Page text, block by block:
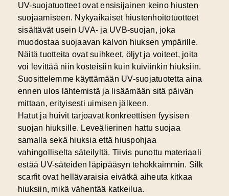
UV-suojatuotteetovat ensisijainen keino hiusten
suojaamiseen. Nykyaikaiset hiustenhoitotuotteet
sisältävät usein UVA- ja UVB-suojan, joka
muodostaa suojaavan kalvon hiuksen ympärille.
Näitä tuotteita ovat suihkeet, öljyt ja voiteet, joita
voi levittää niin kosteisiin kuin kuiviinkin hiuksiin.
Suosittelemme käyttämään UV-suojatuotetta aina
ennen ulos lähtemistä ja lisäämään sitä päivän
mittaan, erityisesti uimisen jälkeen.
Hatut ja huivit tarjoavat konkreettisen fyysisen
suojan hiuksille. Leveälierinen hattu suojaa
samalla sekä hiuksia että hiuspohjaa
vahingolliselta säteilyltä. Tiivis punottu materiaali
estää UV-säteiden läpipääsyn tehokkaimmin. Silk
scarfit ovat hellävaraisia eivätkä aiheuta kitkaa
hiuksiin, mikä vähentää katkeilua.